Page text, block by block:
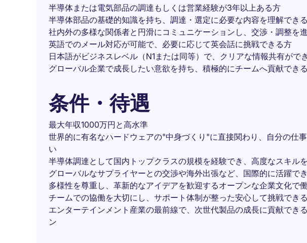
半導体または電気部品の調達もしくは営業経験が3年以上ある方
半導体部品の基礎的知識を持ち、調達・選定に必要な内容を理解でき
社内外の多様な関係者と円滑にコミュニケーションし、交渉・調整を
英語でのメール対応が可能で、必要に応じて英会話に挑戦できる方
日本語がビジネスレベル（N1または同等）で、クリアな情報共有がで
グローバル企業で成長したい意欲を持ち、積極的にチームへ貢献でき
条件・待遇
最大年収1000万円と高水準
世界的に有名なハードウェアの"中身づくり"に直接関わり、自分の仕
い
半導体調達として国内トップクラスの規模を経験でき、高度なスキル
グローバルなサプライヤーとの交渉や海外出張など、国際的に活躍で
多様性を尊重し、革新的なアイデアを歓迎するオープンな企業文化で
チームでの協働を大切にし、サポート体制が整った安心して挑戦でき
エンターテインメント産業の最前線で、次世代製品の成長に貢献でき
ン